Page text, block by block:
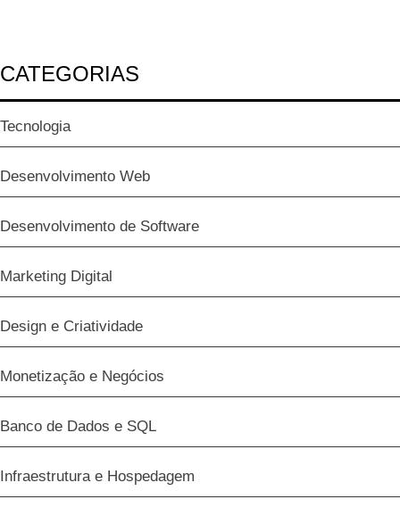
CATEGORIAS
Tecnologia
Desenvolvimento Web
Desenvolvimento de Software
Marketing Digital
Design e Criatividade
Monetização e Negócios
Banco de Dados e SQL
Infraestrutura e Hospedagem